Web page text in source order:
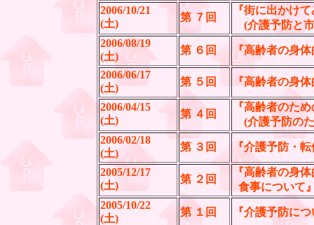
2006/10/21
(土)
第 ７回
『街に出かけ
(介護予防と
2006/08/19
(土)
第 ６回 『高齢者の身
2006/06/17
(土)
第 ５回 『高齢者の身
2006/04/15
(土)
第 ４回
『高齢者のた
(介護予防の
2006/02/18
(土)
第 ３回 『介護予防・
2005/12/17
(土)
第 ２回
『高齢者の身
食事について
2005/10/22
(土)
第 １回 『介護予防に